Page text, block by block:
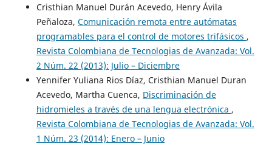
Cristhian Manuel Durán Acevedo, Henry Ávila
Peñaloza, Comunicación remota entre autómatas
programables para el control de motores trifásicos ,
Revista Colombiana de Tecnologias de Avanzada: Vol.
2 Núm. 22 (2013): Julio – Diciembre
Yennifer Yuliana Rios Díaz, Cristhian Manuel Duran
Acevedo, Martha Cuenca, Discriminación de
hidromieles a través de una lengua electrónica ,
Revista Colombiana de Tecnologias de Avanzada: Vol.
1 Núm. 23 (2014): Enero – Junio